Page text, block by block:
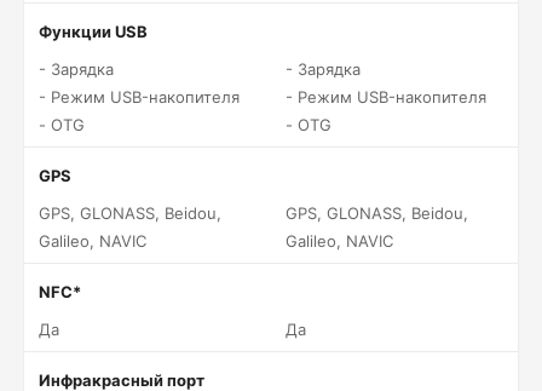
Функции USB
- Зарядка
- Режим USB-накопителя
- OTG
- Зарядка
- Режим USB-накопителя
- OTG
GPS
GPS, GLONASS, Beidou,
Galileo, NAVIC
GPS, GLONASS, Beidou,
Galileo, NAVIC
NFC*
Да
Да
Инфракрасный порт